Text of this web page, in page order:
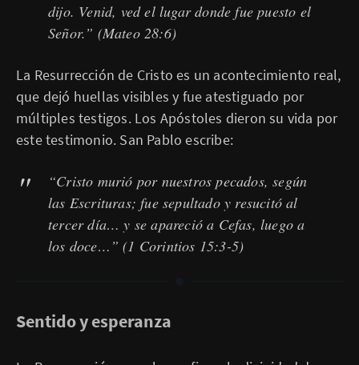
dijo. Venid, ved el lugar donde fue puesto el
Señor.” (Mateo 28:6)
La Resurrección de Cristo es un acontecimiento real,
que dejó huellas visibles y fue atestiguado por
múltiples testigos. Los Apóstoles dieron su vida por
este testimonio. San Pablo escribe:
“Cristo murió por nuestros pecados, según
las Escrituras; fue sepultado y resucitó al
tercer día… y se apareció a Cefas, luego a
los doce…” (1 Corintios 15:3-5)
Sentido y esperanza